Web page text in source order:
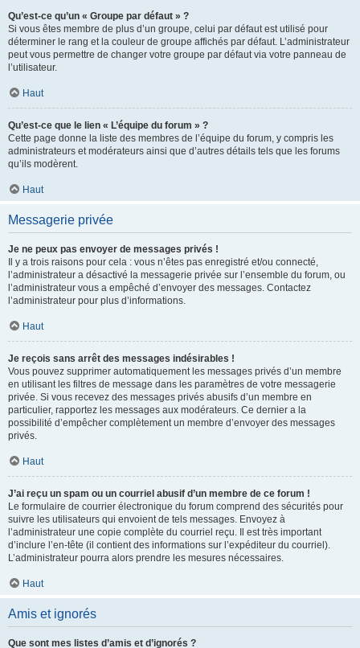
Qu’est-ce qu’un « Groupe par défaut » ?
Si vous êtes membre de plus d’un groupe, celui par défaut est utilisé pour
déterminer le rang et la couleur de groupe affichés par défaut. L’administrateur
peut vous permettre de changer votre groupe par défaut via votre panneau de
l’utilisateur.
Haut
Qu’est-ce que le lien « L’équipe du forum » ?
Cette page donne la liste des membres de l’équipe du forum, y compris les
administrateurs et modérateurs ainsi que d’autres détails tels que les forums
qu’ils modèrent.
Haut
Messagerie privée
Je ne peux pas envoyer de messages privés !
Il y a trois raisons pour cela : vous n’êtes pas enregistré et/ou connecté,
l’administrateur a désactivé la messagerie privée sur l’ensemble du forum, ou
l’administrateur vous a empêché d’envoyer des messages. Contactez
l’administrateur pour plus d’informations.
Haut
Je reçois sans arrêt des messages indésirables !
Vous pouvez supprimer automatiquement les messages privés d’un membre
en utilisant les filtres de message dans les paramètres de votre messagerie
privée. Si vous recevez des messages privés abusifs d’un membre en
particulier, rapportez les messages aux modérateurs. Ce dernier a la
possibilité d’empêcher complètement un membre d’envoyer des messages
privés.
Haut
J’ai reçu un spam ou un courriel abusif d’un membre de ce forum !
Le formulaire de courrier électronique du forum comprend des sécurités pour
suivre les utilisateurs qui envoient de tels messages. Envoyez à
l’administrateur une copie complète du courriel reçu. Il est très important
d’inclure l’en-tête (il contient des informations sur l’expéditeur du courriel).
L’administrateur pourra alors prendre les mesures nécessaires.
Haut
Amis et ignorés
Que sont mes listes d’amis et d’ignorés ?